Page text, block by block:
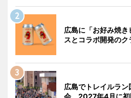
広島に「お好み焼
スとコラボ開発の
広島でトレイルラ
会 2027年4月に初